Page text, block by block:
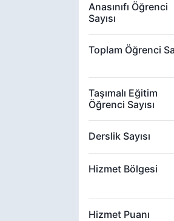
Anasınıfı Öğrenci
Sayısı
Toplam Öğrenci
Taşımalı Eğitim
Öğrenci Sayısı
Derslik Sayısı
Hizmet Bölgesi
Hizmet Puanı